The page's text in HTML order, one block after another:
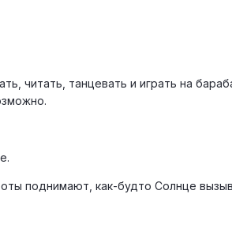
читать, танцевать и играть на
поднимают, как-будто Солнце